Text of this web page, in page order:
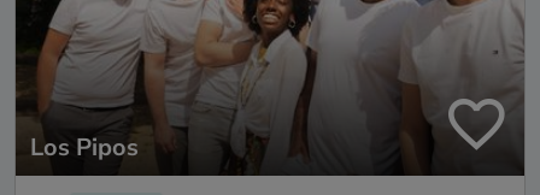
Los Pipos